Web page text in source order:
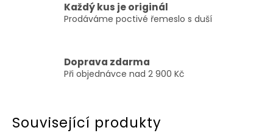
Každý kus je originál
Prodáváme poctivé řemeslo s duší
Doprava zdarma
Při objednávce nad 2 900 Kč
Související produkty